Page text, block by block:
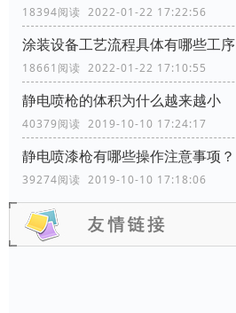
18394阅读 2022-01-22 17:22:56
涂装设备工艺流程具体有哪些工序
18661阅读 2022-01-22 17:10:55
静电喷枪的体积为什么越来越小
40379阅读 2019-10-10 17:24:17
静电喷漆枪有哪些操作注意事项？
39274阅读 2019-10-10 17:18:06